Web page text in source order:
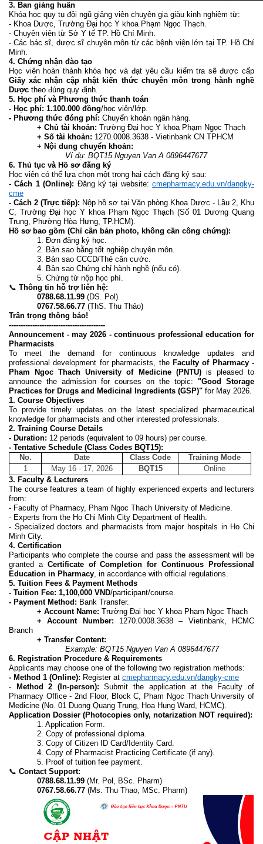
3. Ban giảng huấn
Khóa học quy tụ đội ngũ giảng viên chuyên gia giàu kinh nghiệm từ:
- Khoa Dược, Trường Đại học Y khoa Phạm Ngọc Thạch.
- Chuyên viên từ Sở Y tế TP. Hồ Chí Minh.
- Các bác sĩ, dược sĩ chuyên môn từ các bệnh viện lớn tại TP. Hồ Chí
Minh.
4. Chứng nhận đào tạo
Học viên hoàn thành khóa học và đạt yêu cầu kiểm tra sẽ được cấp
Giấy xác nhận cập nhật kiến thức chuyên môn trong hành nghề
Dược theo đúng quy định.
5. Học phí và Phương thức thanh toán
- Học phí: 1.100.000 đồng/học viên/lớp.
- Phương thức đóng phí: Chuyển khoản ngân hàng.
+ Chủ tài khoản: Trường Đại học Y khoa Phạm Ngọc Thạch
+ Số tài khoản: 1270.0008.3638 - Vietinbank CN TPHCM
+ Nội dung chuyển khoản:
Ví dụ: BQT15 Nguyen Van A 0896447677
6. Thủ tục và Hồ sơ đăng ký
Học viên có thể lựa chọn một trong hai cách đăng ký sau:
- Cách 1 (Online): Đăng ký tại website: cmepharmacy.edu.vn/dangky-
cme
- Cách 2 (Trực tiếp): Nộp hồ sơ tại Văn phòng Khoa Dược - Lầu 2, Khu
C, Trường Đại học Y khoa Phạm Ngọc Thạch (Số 01 Dương Quang
Trung, Phường Hòa Hưng, TP.HCM).
Hồ sơ bao gồm (Chỉ cần bản photo, không cần công chứng):
1. Đơn đăng ký học.
2. Bản sao bằng tốt nghiệp chuyên môn.
3. Bản sao CCCD/Thẻ căn cước.
4. Bản sao Chứng chỉ hành nghề (nếu có).
5. Chứng từ nộp học phí.
📞 Thông tin hỗ trợ liên hệ:
0788.68.11.99 (DS. Pol)
0767.58.66.77 (ThS. Thu Thảo)
Trân trọng thông báo!
-----------------------------------------
Announcement - may 2026 - continuous professional education for
Pharmacists
To meet the demand for continuous knowledge updates and
professional development for pharmacists, the Faculty of Pharmacy -
Pham Ngoc Thach University of Medicine (PNTU)is pleased to
announce the admission for courses on the topic: "Good Storage
Practices for Drugs and Medicinal Ingredients (GSP)" for May 2026.
1. Course Objectives
To provide timely updates on the latest specialized pharmaceutical
knowledge for pharmacists and other interested professionals.
2. Training Course Details
- Duration: 12 periods (equivalent to 09 hours) per course.
- Tentative Schedule (Class Codes BQT15):
No.
Date Class Code
Training Mode
1
May 16 - 17, 2026 BQT15
Online
3. Faculty & Lecturers
The course features a team of highly experienced experts and lecturers
from:
- Faculty of Pharmacy, Pham Ngoc Thach University of Medicine.
- Experts from the Ho Chi Minh City Department of Health.
- Specialized doctors and pharmacists from major hospitals in Ho Chi
Minh City.
4. Certification
Participants who complete the course and pass the assessment will be
granted a Certificate of Completion for Continuous Professional
Education in Pharmacy, in accordance with official regulations.
5. Tuition Fees & Payment Methods
- Tuition Fee: 1,100,000 VND/participant/course.
- Payment Method: Bank Transfer.
+ Account Name: Trường Đại học Y khoa Phạm Ngọc Thạch
+ Account Number: 1270.0008.3638 – Vietinbank, HCMC
Branch
+ Transfer Content:
Example: BQT15 Nguyen Van A 0896447677
6. Registration Procedure & Requirements
Applicants may choose one of the following two registration methods:
- Method 1 (Online): Register at cmepharmacy.edu.vn/dangky-cme
-
Method 2 (In-person): Submit the application at the Faculty of
Pharmacy Office - 2nd Floor, Block C, Pham Ngoc Thach University of
Medicine (No. 01 Duong Quang Trung, Hoa Hung Ward, HCMC).
Application Dossier (Photocopies only, notarization NOT required):
1. Application Form.
2. Copy of professional diploma.
3. Copy of Citizen ID Card/Identity Card.
4. Copy of Pharmacist Practicing Certificate (if any).
5. Proof of tuition fee payment.
📞 Contact Support:
0788.68.11.99 (Mr. Pol, BSc. Pharm)
0767.58.66.77 (Ms. Thu Thao, MSc. Pharm)